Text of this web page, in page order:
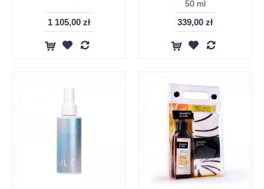
1 105,00 zł
50 ml
339,00 zł